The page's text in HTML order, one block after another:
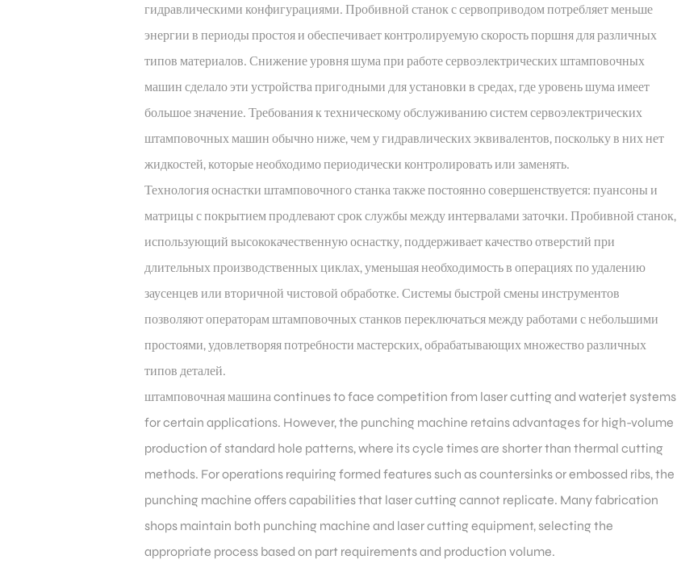
гидравлическими конфигурациями. Пробивной станок с сервоприводом потребляет меньше
энергии в периоды простоя и обеспечивает контролируемую скорость поршня для различных
типов материалов. Снижение уровня шума при работе сервоэлектрических штамповочных
машин сделало эти устройства пригодными для установки в средах, где уровень шума имеет
большое значение. Требования к техническому обслуживанию систем сервоэлектрических
штамповочных машин обычно ниже, чем у гидравлических эквивалентов, поскольку в них нет
жидкостей, которые необходимо периодически контролировать или заменять.
Технология оснастки штамповочного станка также постоянно совершенствуется: пуансоны и
матрицы с покрытием продлевают срок службы между интервалами заточки. Пробивной станок,
использующий высококачественную оснастку, поддерживает качество отверстий при
длительных производственных циклах, уменьшая необходимость в операциях по удалению
заусенцев или вторичной чистовой обработке. Системы быстрой смены инструментов
позволяют операторам штамповочных станков переключаться между работами с небольшими
простоями, удовлетворяя потребности мастерских, обрабатывающих множество различных
типов деталей.
штамповочная машина continues to face competition from laser cutting and waterjet systems
for certain applications. However, the punching machine retains advantages for high-volume
production of standard hole patterns, where its cycle times are shorter than thermal cutting
methods. For operations requiring formed features such as countersinks or embossed ribs, the
punching machine offers capabilities that laser cutting cannot replicate. Many fabrication
shops maintain both punching machine and laser cutting equipment, selecting the
appropriate process based on part requirements and production volume.